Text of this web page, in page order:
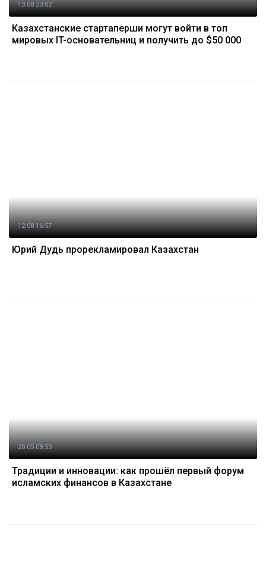
13.08 23:02
Казахстанские стартаперши могут войти в топ
мировых IT-основательниц и получить до $50 000
12.08 16:57
Юрий Дудь прорекламировал Казахстан
20.05 08:53
Традиции и инновации: как прошёл первый форум
исламских финансов в Казахстане